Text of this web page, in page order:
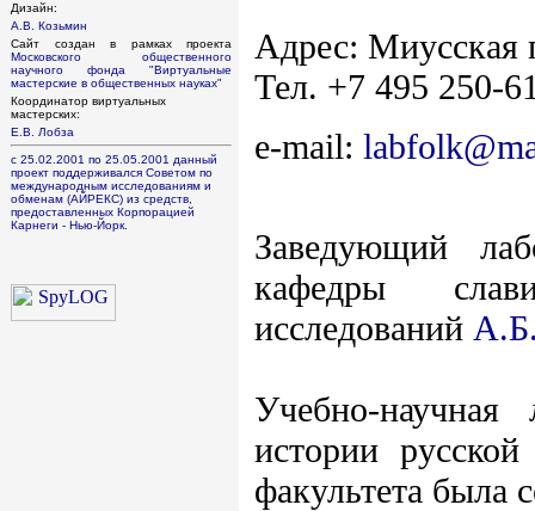
Дизайн:
А.В. Козьмин
Сайт создан в рамках проекта
Московского общественного
научного фонда
"Виртуальные
мастерские в общественных науках"
Координатор виртуальных
мастерских:
Е.В. Лобза
с 25.02.2001 по 25.05.2001 данный
проект поддерживался Советом по
международным исследованиям и
обменам (АЙРЕКС) из средств,
предоставленных Корпорацией
Карнеги - Нью-Йорк.
Адрес: Миусская
Тел. +7 495 250-
e-mail: labfolk@
Заведующий
кафедры
исследований
Учебно-
истории русской
факультета была